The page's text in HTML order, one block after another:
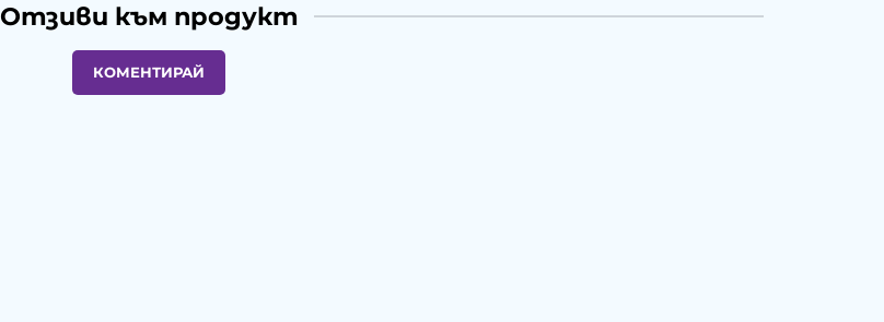
Отзиви към продукт
КОМЕНТИРАЙ